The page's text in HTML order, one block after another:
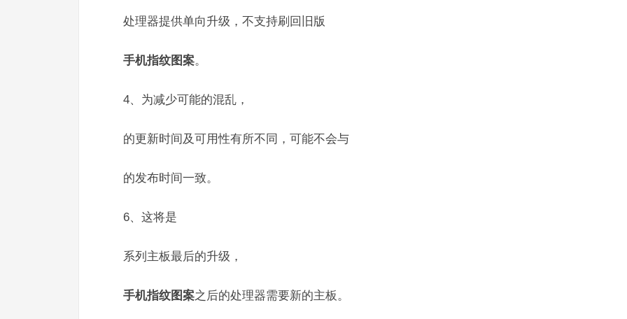
处理器提供单向升级，不支持刷回旧版
手机指纹图案。
4、为减少可能的混乱，
的更新时间及可用性有所不同，可能不会与
的发布时间一致。
6、这将是
系列主板最后的升级，
手机指纹图案之后的处理器需要新的主板。